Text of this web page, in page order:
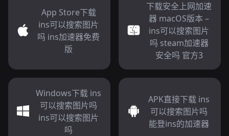
App Store下载
ins可以搜索图片
吗 ins加速器免费
版
下载安全上网加速
器 macOS版本 –
ins可以搜索图片
吗 steam加速器
安全吗 官方3
Windows下载 ins
可以搜索图片吗
ins可以搜索图片
吗
APK直接下载 ins
可以搜索图片吗
能登ins的加速器